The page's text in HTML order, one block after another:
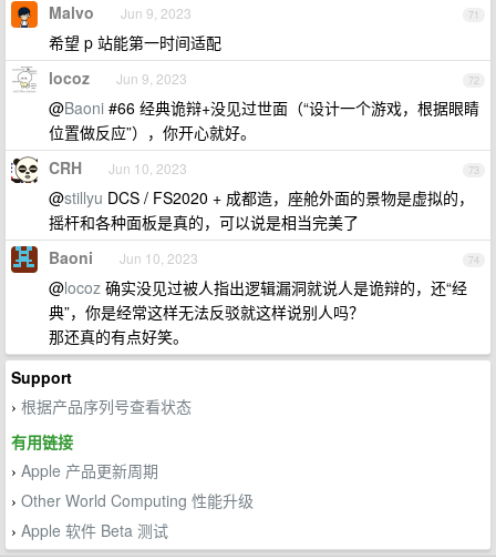
71
Malvo Jun 9, 2023
希望 p 站能第一时间适配
72
locoz Jun 9, 2023
@Baoni #66 经典诡辩+没见过世面（“设计一个游戏，根据眼睛
位置做反应”），你开心就好。
73
CRH Jun 10, 2023
@stillyu DCS / FS2020 + 成都造，座舱外面的景物是虚拟的，
摇杆和各种面板是真的，可以说是相当完美了
74
Baoni Jun 10, 2023
@locoz 确实没见过被人指出逻辑漏洞就说人是诡辩的，还“经
典”，你是经常这样无法反驳就这样说别人吗？
那还真的有点好笑。
Support
› 根据产品序列号查看状态
有用链接
› Apple 产品更新周期
› Other World Computing 性能升级
› Apple 软件 Beta 测试